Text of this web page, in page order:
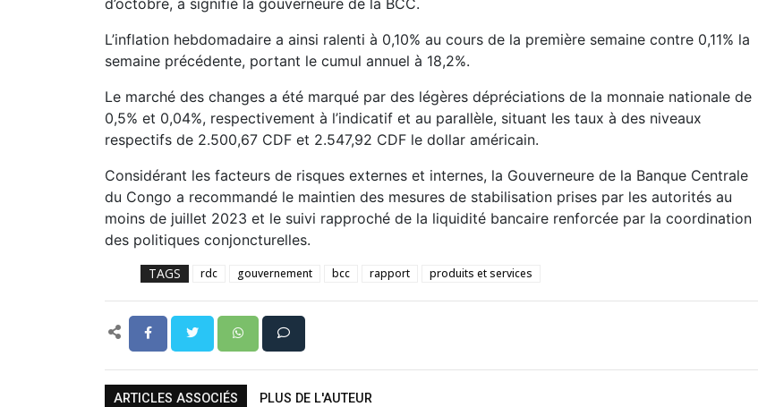
d’octobre, a signifié la gouverneure de la BCC.
L’inflation hebdomadaire a ainsi ralenti à 0,10% au cours de la première semaine contre 0,11% la
semaine précédente, portant le cumul annuel à 18,2%.
Le marché des changes a été marqué par des légères dépréciations de la monnaie nationale de
0,5% et 0,04%, respectivement à l’indicatif et au parallèle, situant les taux à des niveaux
respectifs de 2.500,67 CDF et 2.547,92 CDF le dollar américain.
Considérant les facteurs de risques externes et internes, la Gouverneure de la Banque Centrale
du Congo a recommandé le maintien des mesures de stabilisation prises par les autorités au
moins de juillet 2023 et le suivi rapproché de la liquidité bancaire renforcée par la coordination
des politiques conjoncturelles.
TAGS rdc gouvernement bcc rapport produits et services
ARTICLES ASSOCIÉS PLUS DE L'AUTEUR